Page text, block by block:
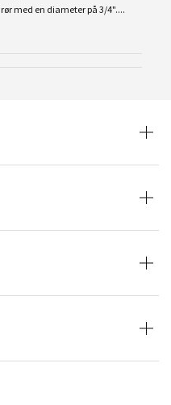
med en diameter på 3/4"....